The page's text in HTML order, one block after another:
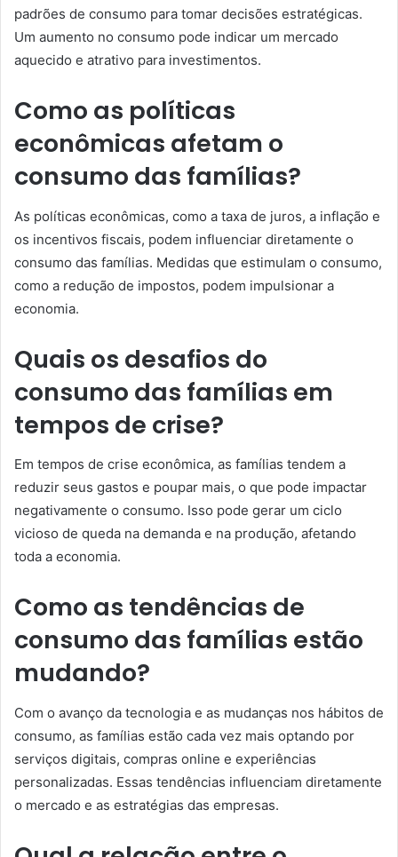
padrões de consumo para tomar decisões estratégicas.
Um aumento no consumo pode indicar um mercado
aquecido e atrativo para investimentos.
Como as políticas
econômicas afetam o
consumo das famílias?
As políticas econômicas, como a taxa de juros, a inflação e
os incentivos fiscais, podem influenciar diretamente o
consumo das famílias. Medidas que estimulam o consumo,
como a redução de impostos, podem impulsionar a
economia.
Quais os desafios do
consumo das famílias em
tempos de crise?
Em tempos de crise econômica, as famílias tendem a
reduzir seus gastos e poupar mais, o que pode impactar
negativamente o consumo. Isso pode gerar um ciclo
vicioso de queda na demanda e na produção, afetando
toda a economia.
Como as tendências de
consumo das famílias estão
mudando?
Com o avanço da tecnologia e as mudanças nos hábitos de
consumo, as famílias estão cada vez mais optando por
serviços digitais, compras online e experiências
personalizadas. Essas tendências influenciam diretamente
o mercado e as estratégias das empresas.